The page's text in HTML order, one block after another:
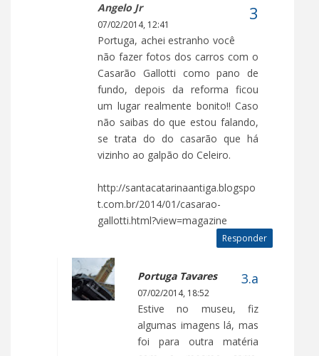
Angelo Jr
07/02/2014, 12:41
Portuga, achei estranho você
não fazer fotos dos carros com o
Casarão Gallotti como pano de
fundo, depois da reforma ficou
um lugar realmente bonito!! Caso
não saibas do que estou falando,
se trata do do casarão que há
vizinho ao galpão do Celeiro.
http://santacatarinaantiga.blogspo
t.com.br/2014/01/casarao-
gallotti.html?view=magazine
Responder
Portuga Tavares
07/02/2014, 18:52
Estive no museu, fiz
algumas imagens lá, mas
foi para outra matéria